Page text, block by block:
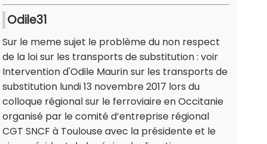
Odile31
Sur le meme sujet le problème du non respect
de la loi sur les transports de substitution : voir
Intervention d'Odile Maurin sur les transports de
substitution lundi 13 novembre 2017 lors du
colloque régional sur le ferroviaire en Occitanie
organisé par le comité d’entreprise régional
CGT SNCF à Toulouse avec la présidente et le